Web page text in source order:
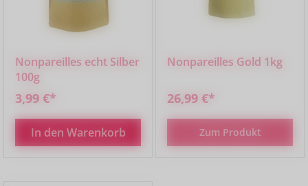
Nonpareilles echt Silber
100g
3,99 €*
In den Warenkorb
Nonpareilles Gold 1kg
26,99 €*
Zum Produkt